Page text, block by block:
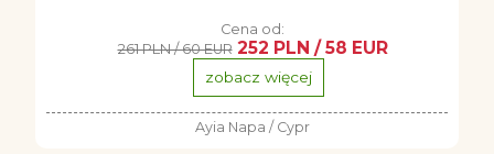
Cena od:
261 PLN / 60 EUR 252 PLN / 58 EUR
zobacz więcej
Ayia Napa / Cypr